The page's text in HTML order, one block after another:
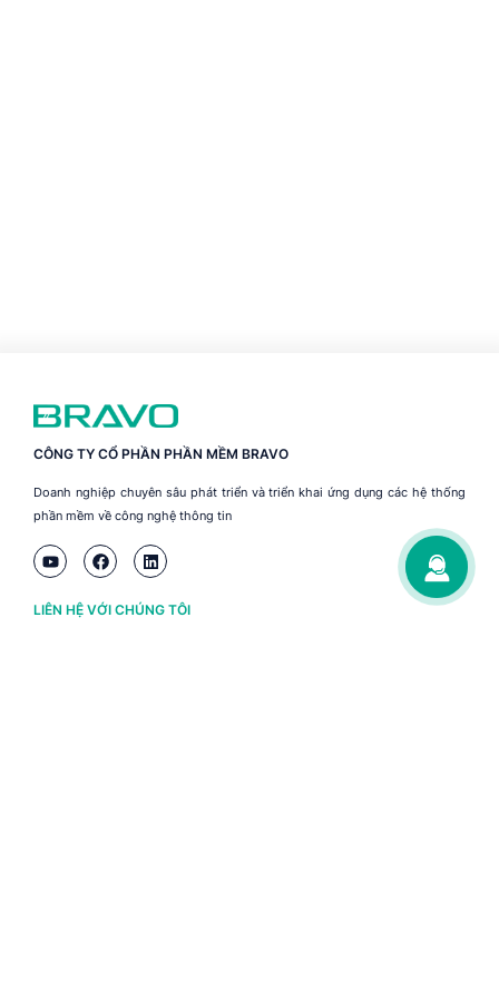
CÔNG TY CỔ PHẦN PHẦN MỀM BRAVO
Doanh nghiệp chuyên sâu phát triển và triển khai ứng dụng các hệ thống
phần mềm về công nghệ thông tin
LIÊN HỆ VỚI CHÚNG TÔI